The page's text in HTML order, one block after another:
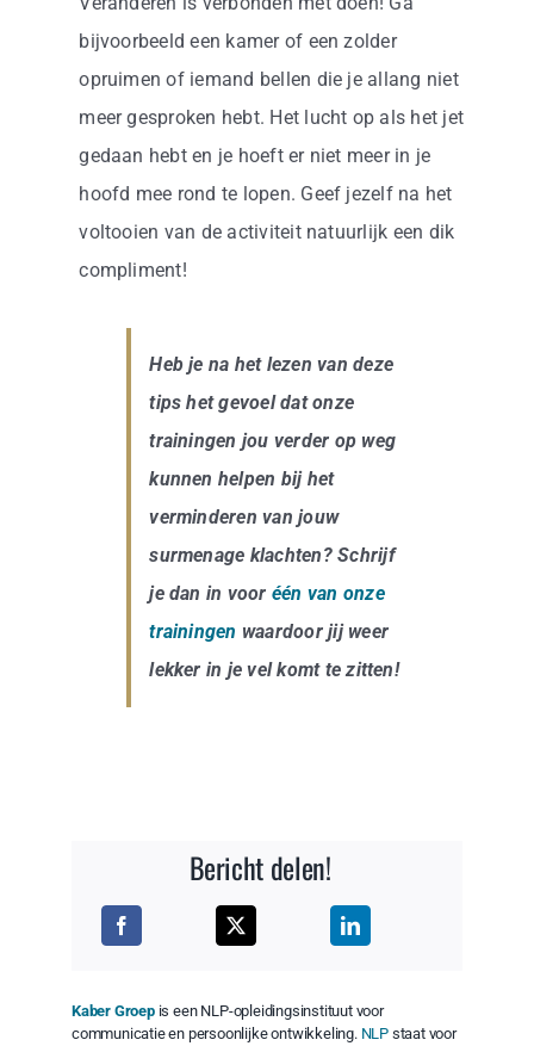
bijvoorbeeld een kamer of een zolder
opruimen of iemand bellen die je allang niet
meer gesproken hebt. Het lucht op als het jet
gedaan hebt en je hoeft er niet meer in je
hoofd mee rond te lopen. Geef jezelf na het
voltooien van de activiteit natuurlijk een dik
compliment!
Heb je na het lezen van deze
tips het gevoel dat onze
trainingen jou verder op weg
kunnen helpen bij het
verminderen van jouw
surmenage klachten? Schrijf
je dan in voor één van onze
trainingen waardoor jij weer
lekker in je vel komt te zitten!
Bericht delen!
Kaber Groepis een NLP-opleidingsinstituut voor
communicatie en persoonlijke ontwikkeling. NLP staat voor